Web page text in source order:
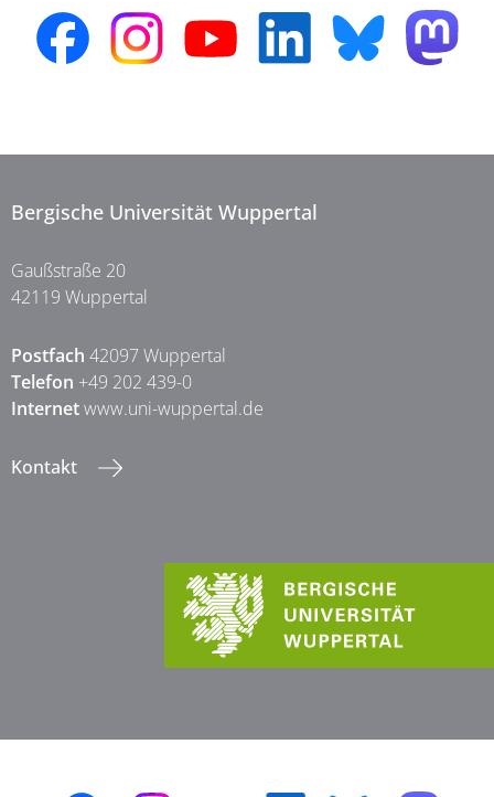
Bergische Universität Wuppertal
Gaußstraße 20
42119 Wuppertal
Postfach 42097 Wuppertal
Telefon +49 202 439-0
Internetwww.uni-wuppertal.de
Kontakt